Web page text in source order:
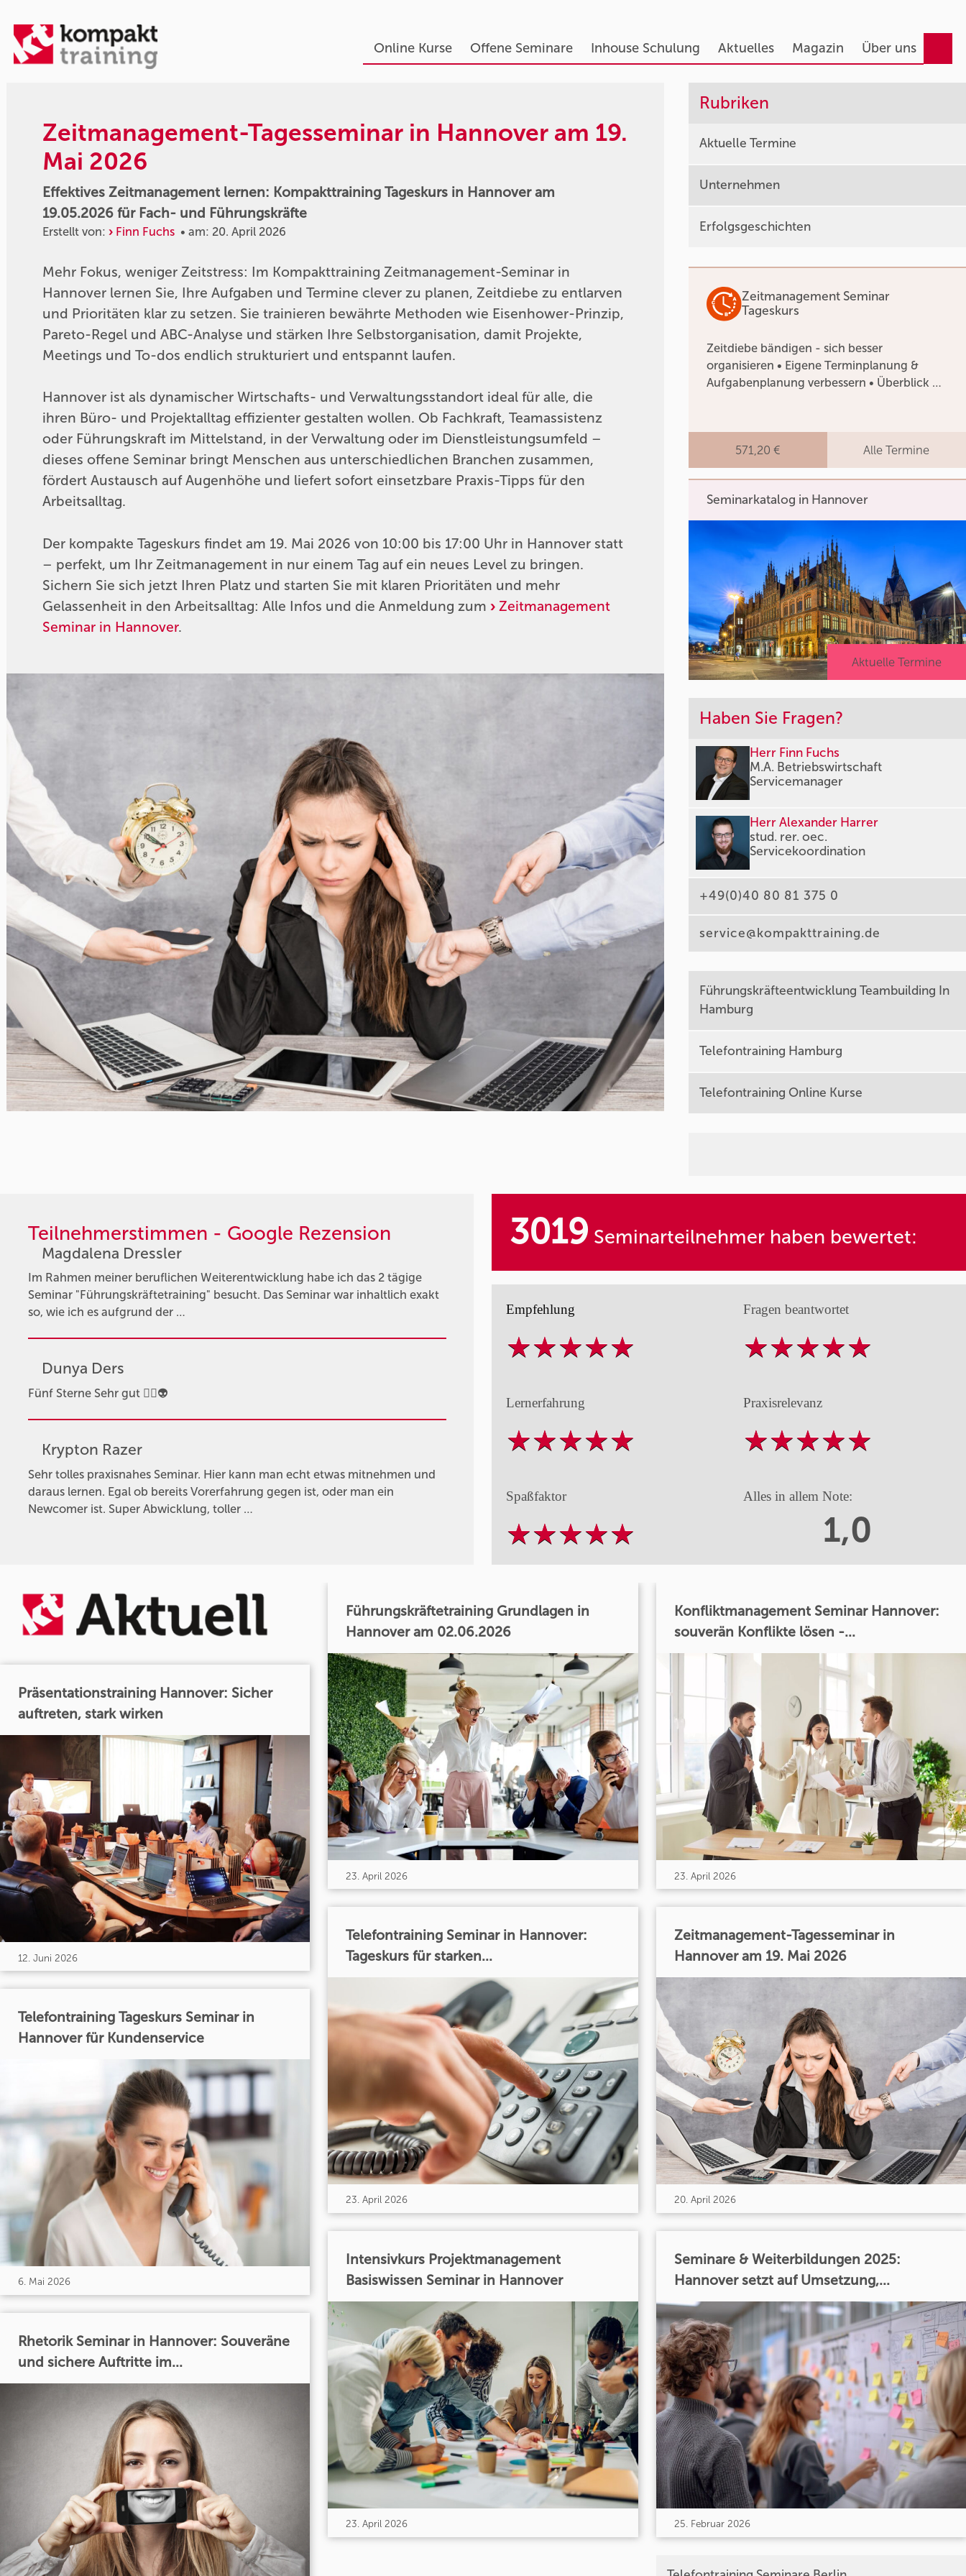
Online Kurse Offene Seminare Inhouse Schulung Aktuelles Magazin Über uns
Zeitmanagement-Tagesseminar in Hannover am 19.
Mai 2026
Effektives Zeitmanagement lernen: Kompakttraining Tageskurs in Hannover am
19.05.2026 für Fach- und Führungskräfte
Erstellt von: Finn Fuchs • am: 20. April 2026
Mehr Fokus, weniger Zeitstress: Im Kompakttraining Zeitmanagement-Seminar in
Hannover lernen Sie, Ihre Aufgaben und Termine clever zu planen, Zeitdiebe zu entlarven
und Prioritäten klar zu setzen. Sie trainieren bewährte Methoden wie Eisenhower-Prinzip,
Pareto-Regel und ABC-Analyse und stärken Ihre Selbstorganisation, damit Projekte,
Meetings und To-dos endlich strukturiert und entspannt laufen.
Hannover ist als dynamischer Wirtschafts- und Verwaltungsstandort ideal für alle, die
ihren Büro- und Projektalltag effizienter gestalten wollen. Ob Fachkraft, Teamassistenz
oder Führungskraft im Mittelstand, in der Verwaltung oder im Dienstleistungsumfeld –
dieses offene Seminar bringt Menschen aus unterschiedlichen Branchen zusammen,
fördert Austausch auf Augenhöhe und liefert sofort einsetzbare Praxis-Tipps für den
Arbeitsalltag.
Der kompakte Tageskurs findet am 19. Mai 2026 von 10:00 bis 17:00 Uhr in Hannover statt
– perfekt, um Ihr Zeitmanagement in nur einem Tag auf ein neues Level zu bringen.
Sichern Sie sich jetzt Ihren Platz und starten Sie mit klaren Prioritäten und mehr
Gelassenheit in den Arbeitsalltag: Alle Infos und die Anmeldung zum Zeitmanagement
Seminar in Hannover.
Rubriken
Aktuelle Termine
Unternehmen
Erfolgsgeschichten
Haben Sie Fragen?
Herr Finn Fuchs
M.A. Betriebswirtschaft
Servicemanager
Herr Alexander Harrer
stud. rer. oec.
Servicekoordination
+49(0)40 80 81 375 0
service@kompakttraining.de
Zeitmanagement Seminar
Tageskurs
Zeitdiebe bändigen - sich besser
organisieren • Eigene Terminplanung &
Aufgabenplanung verbessern • Überblick …
571,20 € Alle Termine
Seminarkatalog in Hannover
Aktuelle Termine
Führungskräfteentwicklung Teambuilding In
Hamburg
Telefontraining Hamburg
Telefontraining Online Kurse
Teilnehmerstimmen - Google Rezension
Magdalena Dressler
Im Rahmen meiner beruflichen Weiterentwicklung habe ich das 2 tägige
Seminar "Führungskräftetraining" besucht. Das Seminar war inhaltlich exakt
so, wie ich es aufgrund der …
Dunya Ders
Fünf Sterne Sehr gut 👍🏻👽
Krypton Razer
Sehr tolles praxisnahes Seminar. Hier kann man echt etwas mitnehmen und
daraus lernen. Egal ob bereits Vorerfahrung gegen ist, oder man ein
Newcomer ist. Super Abwicklung, toller …
3019 Seminarteilnehmer haben bewertet:
Empfehlung Fragen beantwortet
Lernerfahrung Praxisrelevanz
Spaßfaktor Alles in allem Note:
1,0
Präsentationstraining Hannover: Sicher
auftreten, stark wirken
12. Juni 2026
Telefontraining Tageskurs Seminar in
Hannover für Kundenservice
6. Mai 2026
Rhetorik Seminar in Hannover: Souveräne
und sichere Auftritte im...
Führungskräftetraining Grundlagen in
Hannover am 02.06.2026
23. April 2026
Telefontraining Seminar in Hannover:
Tageskurs für starken...
23. April 2026
Intensivkurs Projektmanagement
Basiswissen Seminar in Hannover
23. April 2026
Konfliktmanagement Seminar Hannover:
souverän Konflikte lösen -...
23. April 2026
Zeitmanagement-Tagesseminar in
Hannover am 19. Mai 2026
20. April 2026
Seminare & Weiterbildungen 2025:
Hannover setzt auf Umsetzung,...
25. Februar 2026